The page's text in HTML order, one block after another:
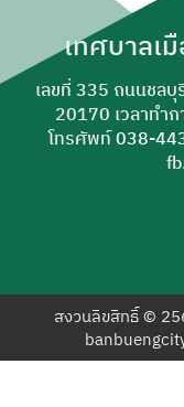
เทศบาลเ
เลขที่ 335 ถนนชล
20170 เวลาทำ
โทรศัพท์038-
สงวนลิขสิทธิ์ ©